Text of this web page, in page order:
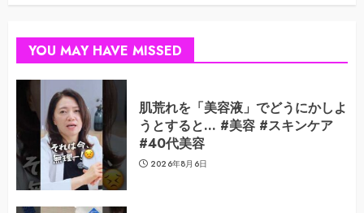
YOU MAY HAVE MISSED
肌荒れを「美容液」でどうにかしよ
うとすると… #美容 #スキンケア
#40代美容
2026年8月6日